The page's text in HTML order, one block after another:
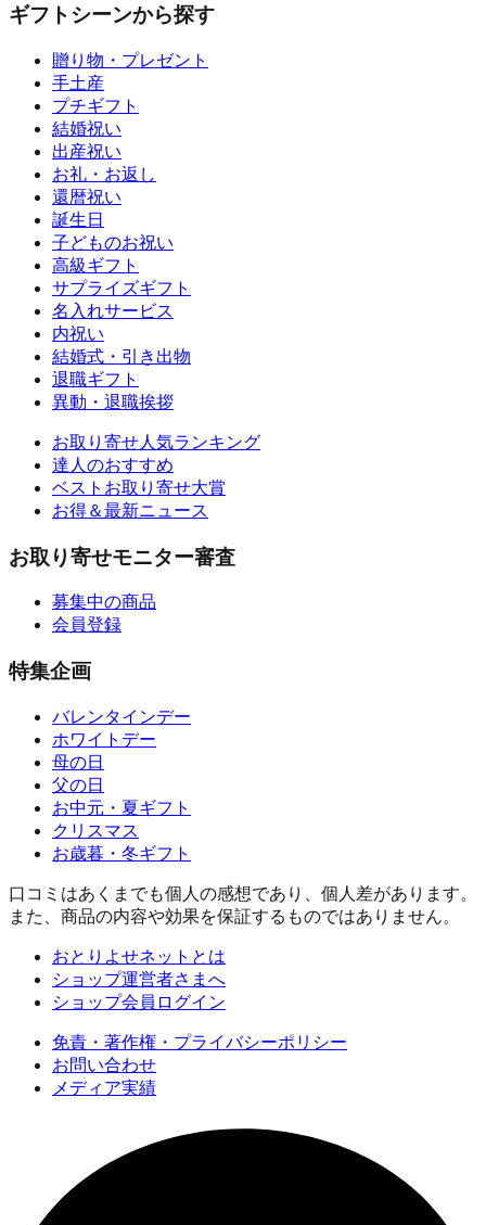
ギフトシーンから探す
贈り物・プレゼント
手土産
プチギフト
結婚祝い
出産祝い
お礼・お返し
還暦祝い
誕生日
子どものお祝い
高級ギフト
サプライズギフト
名入れサービス
内祝い
結婚式・引き出物
退職ギフト
異動・退職挨拶
お取り寄せ人気ランキング
達人のおすすめ
ベストお取り寄せ大賞
お得＆最新ニュース
お取り寄せモニター審査
募集中の商品
会員登録
特集企画
バレンタインデー
ホワイトデー
母の日
父の日
お中元・夏ギフト
クリスマス
お歳暮・冬ギフト
口コミはあくまでも個人の感想であり、個人差があります。
また、商品の内容や効果を保証するものではありません。
おとりよせネットとは
ショップ運営者さまへ
ショップ会員ログイン
免責・著作権・プライバシーポリシー
お問い合わせ
メディア実績